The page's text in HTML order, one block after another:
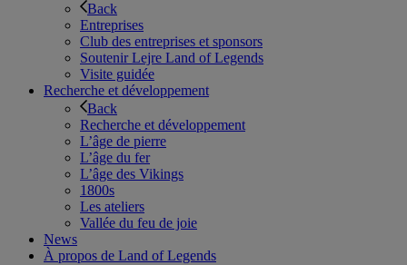
Back
Entreprises
Club des entreprises et sponsors
Soutenir Lejre Land of Legends
Visite guidée
Recherche et développement
Back
Recherche et développement
L’âge de pierre
L’âge du fer
L’âge des Vikings
1800s
Les ateliers
Vallée du feu de joie
News
À propos de Land of Legends